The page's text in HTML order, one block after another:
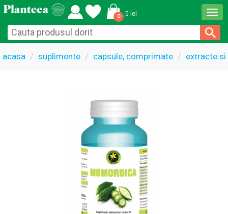
0 0 lei
acasa suplimente capsule, comprimate extracte